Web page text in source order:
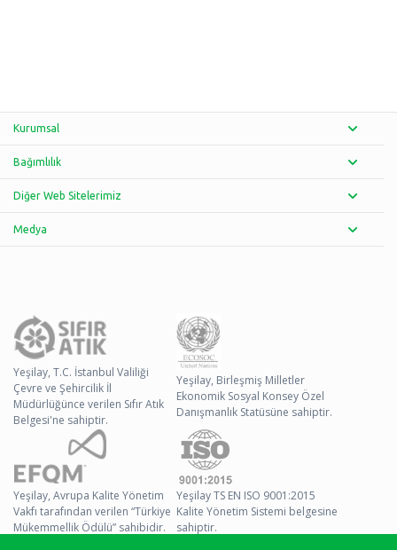
Kurumsal
Bağımlılık
Diğer Web Sitelerimiz
Medya
Yeşilay, T.C. İstanbul Valiliği
Çevre ve Şehircilik İl
Müdürlüğünce verilen Sıfır Atık
Belgesi'ne sahiptir.
Yeşilay, Birleşmiş Milletler
Ekonomik Sosyal Konsey Özel
Danışmanlık Statüsüne sahiptir.
Yeşilay, Avrupa Kalite Yönetim
Vakfı tarafından verilen “Türkiye
Mükemmellik Ödülü” sahibidir.
Yeşilay TS EN ISO 9001:2015
Kalite Yönetim Sistemi belgesine
sahiptir.